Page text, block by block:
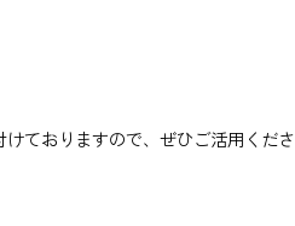
ておりますので、ぜひご活用くださ